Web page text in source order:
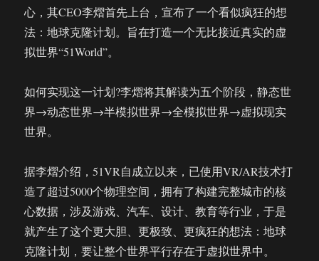
心，其CEO李熠首先上台，宣布了一个看似疯狂的想
法：地球克隆计划。旨在打造一个无比接近真实的虚
拟世界“51World”。
如何实现这一计划?李熠将其解读为五个阶段，静态世
界→动态世界→半模拟世界→全模拟世界→虚拟现实
世界。
据李熠介绍，51VR自成立以来，已使用VR/AR技术打
造了超过5000个物理空间，拥有了构建完整城市的核
心数据，涉及游戏、汽车、设计、教育等行业，于是
就产生了这个更大胆、更极致、更疯狂的想法：地球
克隆计划，要让整个世界平行存在于虚拟世界中。